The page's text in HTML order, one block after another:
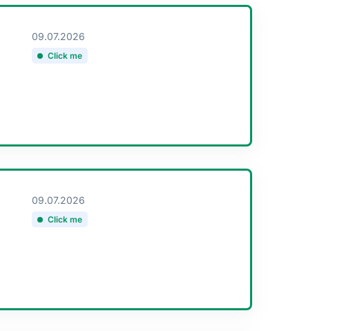
09.07.2026
Click me
09.07.2026
Click me